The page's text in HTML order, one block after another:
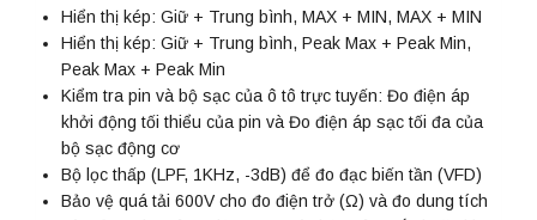
Hiển thị kép: Giữ + Trung bình, MAX + MIN, MAX + MIN
Hiển thị kép: Giữ + Trung bình, Peak Max + Peak Min,
Peak Max + Peak Min
Kiểm tra pin và bộ sạc của ô tô trực tuyến: Đo điện áp
khởi động tối thiểu của pin và Đo điện áp sạc tối đa của
bộ sạc động cơ
Bộ lọc thấp (LPF, 1KHz, -3dB) để đo đạc biến tần (VFD)
Bảo vệ quá tải 600V cho đo điện trở (Ω) và đo dung tích